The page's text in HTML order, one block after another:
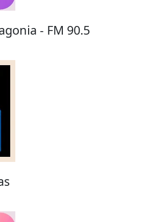
- FM 90.5